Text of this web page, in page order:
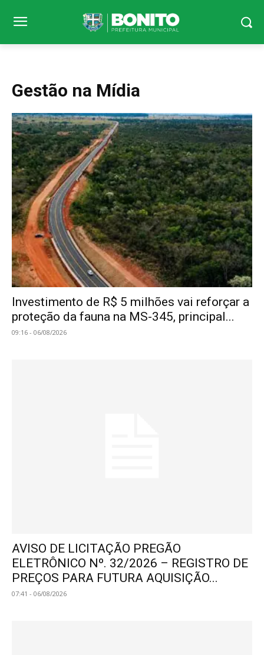
Gestão na Mídia
Investimento de R$ 5 milhões vai reforçar a
proteção da fauna na MS-345, principal...
09:16 - 06/08/2026
AVISO DE LICITAÇÃO PREGÃO
ELETRÔNICO Nº. 32/2026 – REGISTRO DE
PREÇOS PARA FUTURA AQUISIÇÃO...
07:41 - 06/08/2026